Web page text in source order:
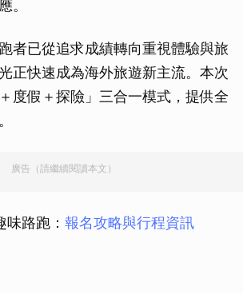
。
者已從追求成績轉向重視體驗與旅
正快速成為海外旅遊新主流。本次
度假＋探險」三合一模式，提供全
廣告（請繼續閱讀本文）
路跑： 報名攻略與行程資訊